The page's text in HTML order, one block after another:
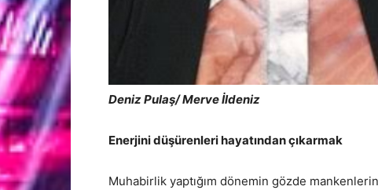
Deniz Pulaş/ Merve İldeniz
Enerjini düşürenleri hayatından çıkarmak
Muhabirlik yaptığım dönemin gözde